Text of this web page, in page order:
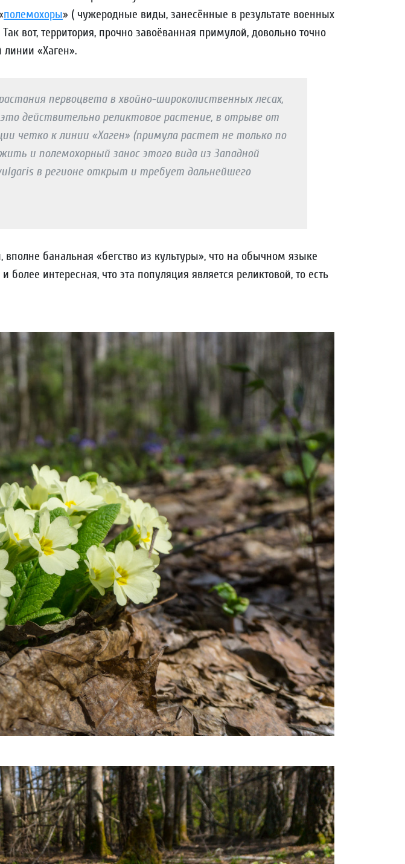
полемохоры» ( чужеродные виды, занесённые в результате военных
вот, территория, прочно завоёванная примулой, довольно точно
«Хаген».
первоцвета в хвойно-широколиственных лесах,
действительно реликтовое растение, в отрыве от
четко к линии «Хаген» (примула растет не только по
и полемохорный занос этого вида из Западной
в регионе открыт и требует дальнейшего
банальная «бегство из культуры», что на обычном языке
интересная, что эта популяция является реликтовой, то есть